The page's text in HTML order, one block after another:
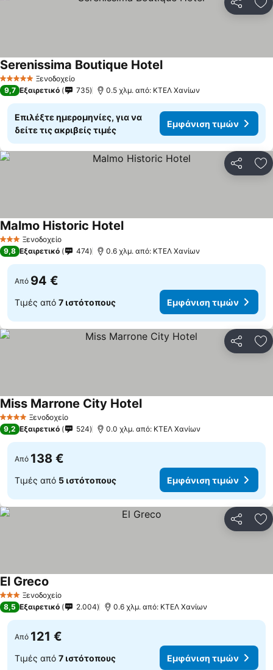
5 Αστέρια Ξενοδοχείο
Serenissima Boutique HotelΕμφάνιση τιμών
9,7 Εξαιρετικό 735 0.5 χλμ. από: ΚΤΕΛ Χανίων
Επιλέξτε ημερομηνίες, για να
δείτε τις ακριβείς τιμές
Εμφάνιση τιμών
3 ΑστέριαΞενοδοχείο
Malmo Historic HotelΕμφάνιση τιμών
9,8 Εξαιρετικό 474 0.6 χλμ. από: ΚΤΕΛ Χανίων
Από 94 €
Τιμές από 7 ιστότοπους Εμφάνιση τιμών
4 ΑστέριαΞενοδοχείο
Miss Marrone City HotelΕμφάνιση τιμών
9,2 Εξαιρετικό 524 0.0 χλμ. από: ΚΤΕΛ Χανίων
Από 138 €
Τιμές από 5 ιστότοπους Εμφάνιση τιμών
3 ΑστέριαΞενοδοχείο
El Greco
8,5 Εξαιρετικό 2.004 0.6 χλμ. από: ΚΤΕΛ Χανίων
Από 121 €
Τιμές από 7 ιστότοπους Εμφάνιση τιμών